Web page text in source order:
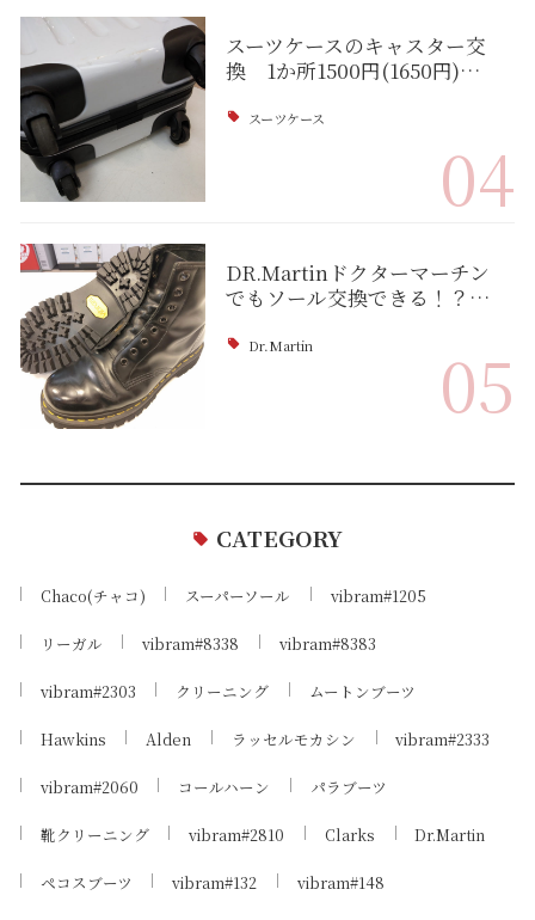
スーツケースのキャスター交
換 1か所1500円(1650円)…
スーツケース
04
DR.Martinドクターマーチン
でもソール交換できる！？…
Dr.Martin 05
CATEGORY
Chaco(チャコ) スーパーソール vibram#1205
リーガル vibram#8338 vibram#8383
vibram#2303 クリーニング ムートンブーツ
Hawkins Alden ラッセルモカシン vibram#2333
vibram#2060 コールハーン パラブーツ
靴クリーニング vibram#2810 Clarks Dr.Martin
ペコスブーツ vibram#132 vibram#148